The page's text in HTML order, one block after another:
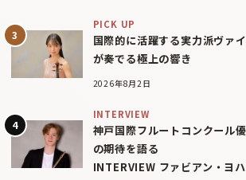
PICK UP
国際的に活躍する実力派ヴァ
が奏でる極上の響き
2026年8月2日
INTERVIEW
神戸国際フルートコンクール
の期待を語る
INTERVIEW ファビアン・ヨ